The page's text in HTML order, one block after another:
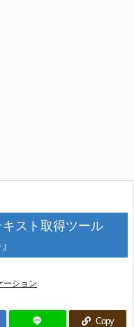
キスト取得ツール
ーション
Copy